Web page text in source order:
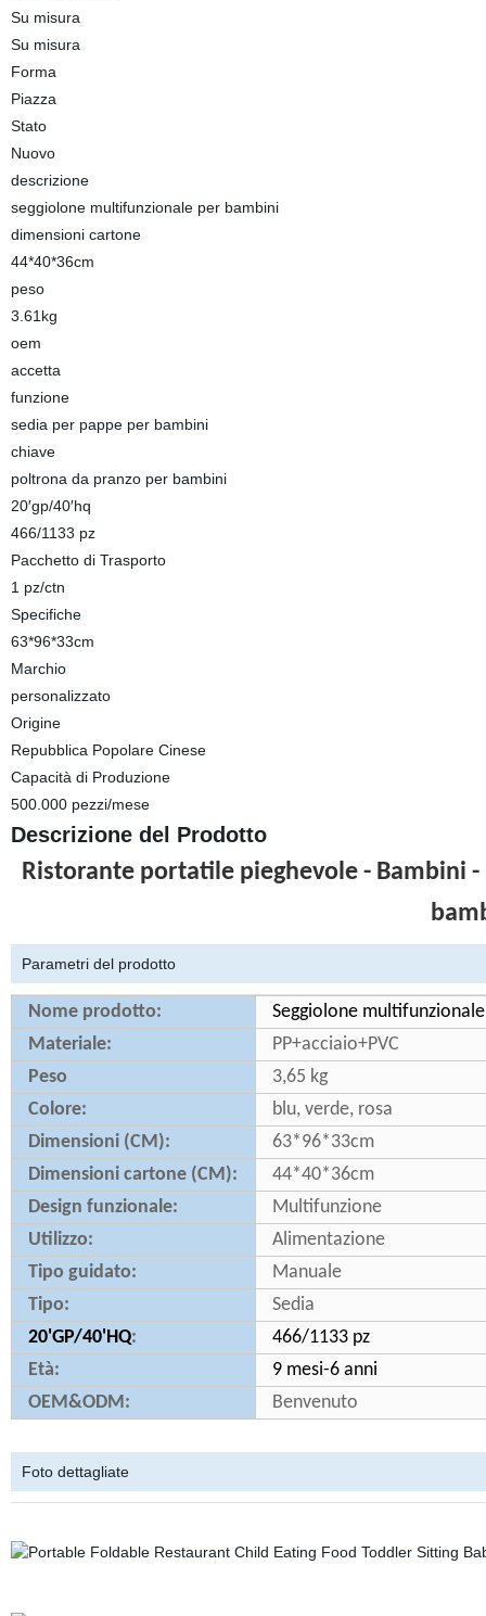
Su misura
Su misura
Forma
Piazza
Stato
Nuovo
descrizione
seggiolone multifunzionale per bambini
dimensioni cartone
44*40*36cm
peso
3.61kg
oem
accetta
funzione
sedia per pappe per bambini
chiave
poltrona da pranzo per bambini
20′gp/40′hq
466/1133 pz
Pacchetto di Trasporto
1 pz/ctn
Specifiche
63*96*33cm
Marchio
personalizzato
Origine
Repubblica Popolare Cinese
Capacità di Produzione
500.000 pezzi/mese
Descrizione del Prodotto
Ristorante portatile pieghevole - Bambini
Parametri del prodotto
Nome prodotto:
Seggiolone
Materiale:
PP+acciaio+PVC
Peso
3,65 kg
Colore:
blu, verde, rosa
Dimensioni (CM):
63*96*33cm
Dimensioni cartone (CM):
44*40*36cm
Design funzionale:
Multifunzione
Utilizzo:
Alimentazione
Tipo guidato:
Manuale
Tipo:
Sedia
20'GP/40'HQ:
466/1133 pz
Età:
9 mesi-6 anni
OEM&ODM:
Benvenuto
Foto dettagliate